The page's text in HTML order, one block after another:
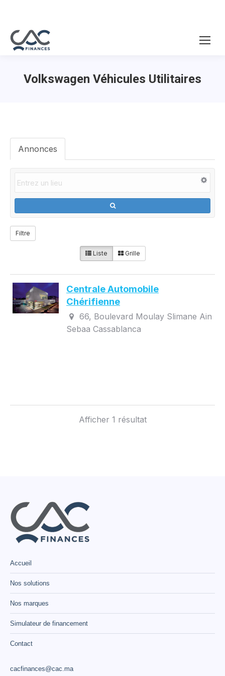
Volkswagen Véhicules Utilitaires
Annonces
Filtre
Liste Grille
Centrale Automobile
Chérifienne
66, Boulevard Moulay Slimane Ain
Sebaa Cassablanca
Afficher 1 résultat
Accueil
Nos solutions
Nos marques
Simulateur de financement
Contact
cacfinances@cac.ma